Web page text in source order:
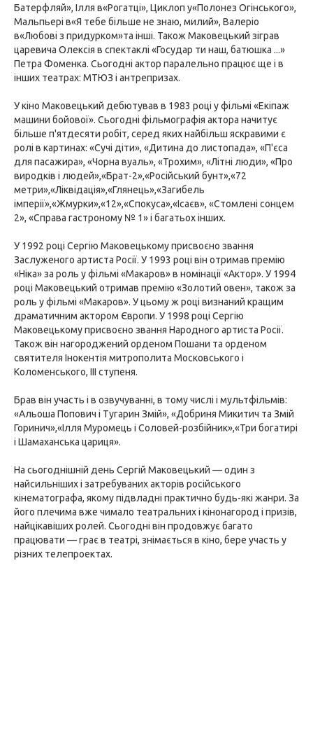
Батерфляй», Ілля в«Рогатці», Циклоп у«Полонез Огінського»,
Мальпьері в«Я тебе більше не знаю, милий», Валеріо
в«Любові з придурком»та інші. Також Маковецький зіграв
царевича Олексія в спектаклі «Государ ти наш, батюшка ...»
Петра Фоменка. Сьогодні актор паралельно працює ще і в
інших театрах: МТЮЗ і антрепризах.
У кіно Маковецький дебютував в 1983 році у фільмі «Екіпаж
машини бойової». Сьогодні фільмографія актора начитує
більше п'ятдесяти робіт, серед яких найбільш яскравими є
ролі в картинах: «Сучі діти», «Дитина до листопада», «П'єса
для пасажира», «Чорна вуаль», «Трохим», «Літні люди», «Про
виродків і людей»,«Брат-2»,«Російський бунт»,«72
метри»,«Ліквідація»,«Глянець»,«Загибель
імперії»,«Жмурки»,«12»,«Спокуса»,«Ісаєв», «Стомлені сонцем
2», «Справа гастроному № 1» і багатьох інших.
У 1992 році Сергію Маковецькому присвоєно звання
Заслуженого артиста Росії. У 1993 році він отримав премію
«Ніка» за роль у фільмі «Макаров» в номінації «Актор». У 1994
році Маковецький отримав премію «Золотий овен», також за
роль у фільмі «Макаров». У цьому ж році визнаний кращим
драматичним актором Європи. У 1998 році Сергію
Маковецькому присвоєно звання Народного артиста Росії.
Також він нагороджений орденом Пошани та орденом
святителя Інокентія митрополита Московського і
Коломенського, III ступеня.
Брав він участь і в озвучуванні, в тому числі і мультфільмів:
«Альоша Попович і Тугарин Змій», «Добриня Микитич та Змій
Горинич»,«Ілля Муромець і Соловей-розбійник»,«Три богатирі
і Шамаханська цариця».
На сьогоднішній день Сергій Маковецький — один з
найсильніших і затребуваних акторів російського
кінематографа, якому підвладні практично будь-які жанри. За
його плечима вже чимало театральних і кінонагород і призів,
найцікавіших ролей. Сьогодні він продовжує багато
працювати — грає в театрі, знімається в кіно, бере участь у
різних телепроектах.